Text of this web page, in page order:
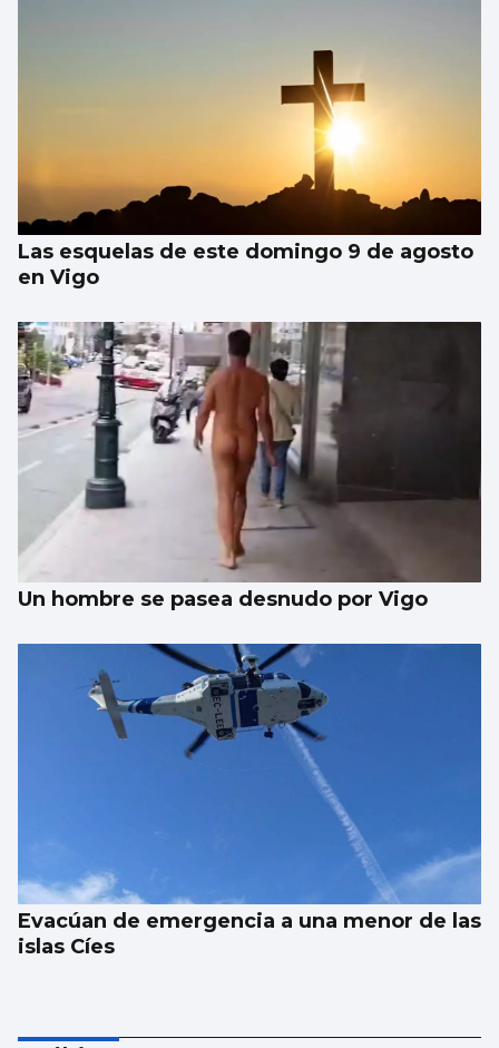
Las esquelas de este domingo 9 de agosto
en Vigo
Un hombre se pasea desnudo por Vigo
Evacúan de emergencia a una menor de las
islas Cíes